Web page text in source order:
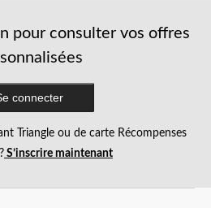
de table sont une excellente façon d'ajouter
Avec les styles westerns et les confettis
s'adapte à votre palette des fêtes. N'oubliez
repas doit être ennuyeuse? Votre buffet
porte-noms et d'affiches de table. Que vous
pour consulter vos offres
connecter
Triangle ou de carte Récompenses
? S’inscrire maintenant